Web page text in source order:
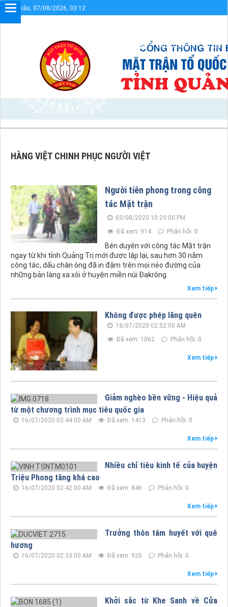
Thứ sáu, 07/08/2026, 03:12
Chào mừng bạn đến với Cổng thông tin điện tử UBMTTQVN tỉnh
Sơ đồ cổng Liên kết
HÀNG VIỆT CHINH PHỤC NGƯỜI VIỆT
Người tiên phong trong công
tác Mặt trận
03/08/2020 10:29:00 PM
Đã xem: 914
Phản hồi: 0
Bén duyên với công tác Mặt trận
ngay từ khi tỉnh Quảng Trị mới được lập lại, sau hơn 30 năm
công tác, dấu chân ông đã in đậm trên mọi nẻo đường của
những bản làng xa xôi ở huyện miền núi Đakrông.
Xem tiếp
Không được phép lãng quên
18/07/2020 02:52:00 AM
Đã xem: 1062
Phản hồi: 0
Xem tiếp
Giảm nghèo bền vững - Hiệu quả
từ một chương trình mục tiêu quốc gia
16/07/2020 02:44:00 AM Đã xem: 1413 Phản hồi: 0
Xem tiếp
Nhiều chỉ tiêu kinh tế của huyện
Triệu Phong tăng khá cao
16/07/2020 02:42:00 AM Đã xem: 846 Phản hồi: 0
Xem tiếp
Trưởng thôn tâm huyết với quê
hương
16/07/2020 02:33:00 AM Đã xem: 935 Phản hồi: 0
Xem tiếp
Khởi sắc từ Khe Sanh về Cửa